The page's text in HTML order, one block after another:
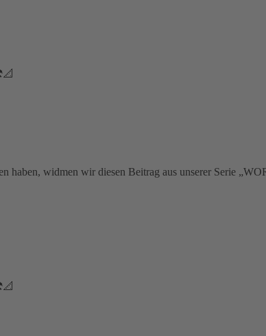
widmen wir diesen Beitrag aus unserer Serie